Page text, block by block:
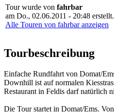
Tour wurde von fahrbar
am Do., 02.06.2011 - 20:48 erstellt.
Alle Touren von fahrbar anzeigen
Tourbeschreibung
Einfache Rundfahrt von Domat/
Downhill ist auf normalen
Restaurant in Feldis darf natürlich
Die Tour startet in Domat/Ems.